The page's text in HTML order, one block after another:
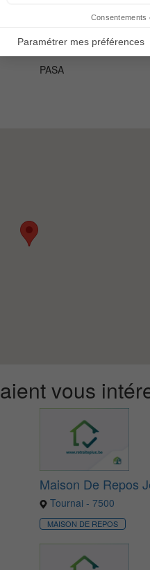
Psychomotricien
PASA
vous
Maison De Repos
Tournai - 7500
MAISON DE REPOS